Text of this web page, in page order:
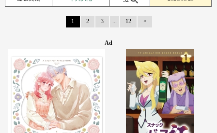
1 2 3 ... 12
Ad